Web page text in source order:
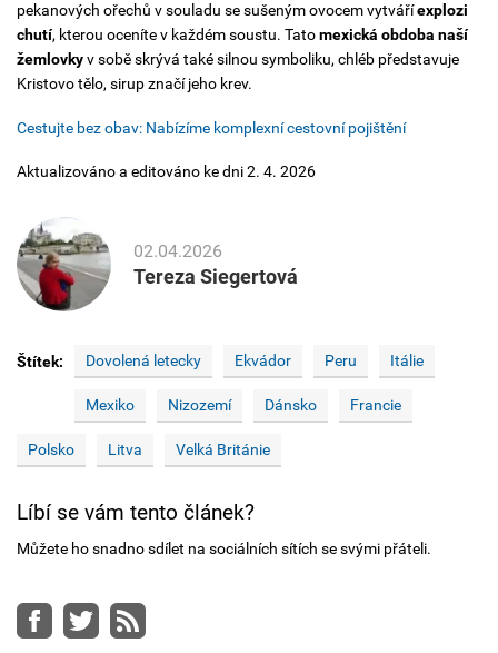
pekanových ořechů v souladu se sušeným ovocem vytváříexplozi
chutí, kterou oceníte v každém soustu. Tatomexická obdoba naší
žemlovkyv sobě skrývá také silnou symboliku, chléb představuje
Kristovo tělo, sirup značí jeho krev.
Cestujte bez obav: Nabízíme komplexní cestovní pojištění
Aktualizováno a editováno ke dni 2. 4. 2026
02.04.2026
Tereza Siegertová
Štítek: Dovolená letecky Ekvádor Peru Itálie
Mexiko Nizozemí Dánsko Francie
Polsko Litva Velká Británie
Líbí se vám tento článek?
Můžete ho snadno sdílet na sociálních sítích se svými přáteli.
Facebook
Twitter
RSS